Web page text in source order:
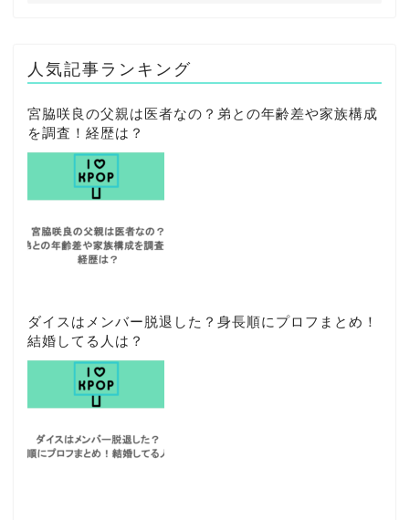
人気記事ランキング
宮脇咲良の父親は医者なの？弟との年齢差や家族構成
を調査！経歴は？
ダイスはメンバー脱退した？身長順にプロフまとめ！
結婚してる人は？